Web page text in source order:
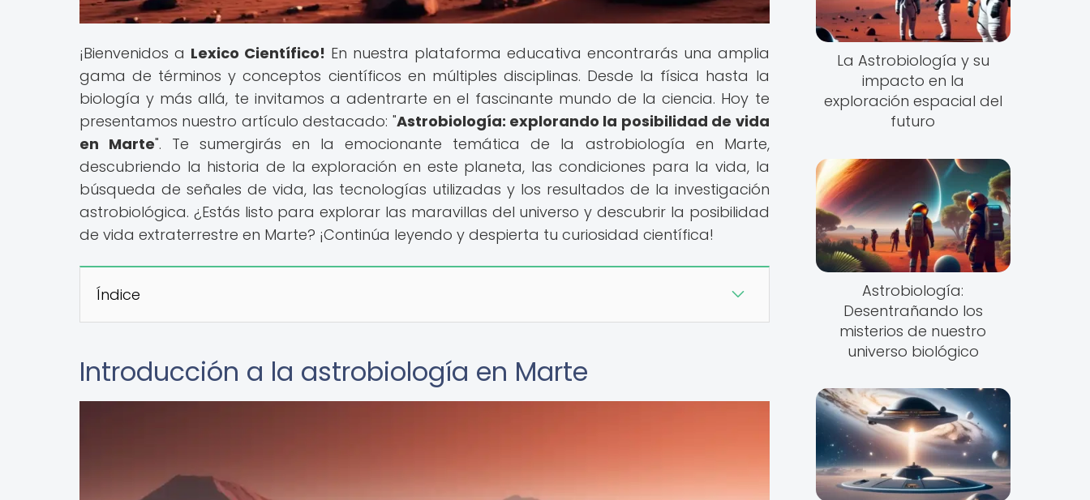
¡Bienvenidos a Lexico Científico! En nuestra plataforma educativa encontrarás una amplia
gama de términos y conceptos científicos en múltiples disciplinas. Desde la física hasta la
biología y más allá, te invitamos a adentrarte en el fascinante mundo de la ciencia. Hoy te
presentamos nuestro artículo destacado: "Astrobiología: explorando la posibilidad de vida
en Marte". Te sumergirás en la emocionante temática de la astrobiología en Marte,
descubriendo la historia de la exploración en este planeta, las condiciones para la vida, la
búsqueda de señales de vida, las tecnologías utilizadas y los resultados de la investigación
astrobiológica. ¿Estás listo para explorar las maravillas del universo y descubrir la posibilidad
de vida extraterrestre en Marte? ¡Continúa leyendo y despierta tu curiosidad científica!
Índice
Introducción a la astrobiología en Marte
La Astrobiología y su
impacto en la
exploración espacial del
futuro
Astrobiología:
Desentrañando los
misterios de nuestro
universo biológico